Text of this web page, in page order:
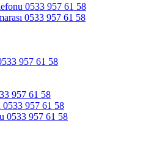
0533 957 61 58
0533 957 61 58
957 61 58
957 61 58
957 61 58
0533 957 61 58